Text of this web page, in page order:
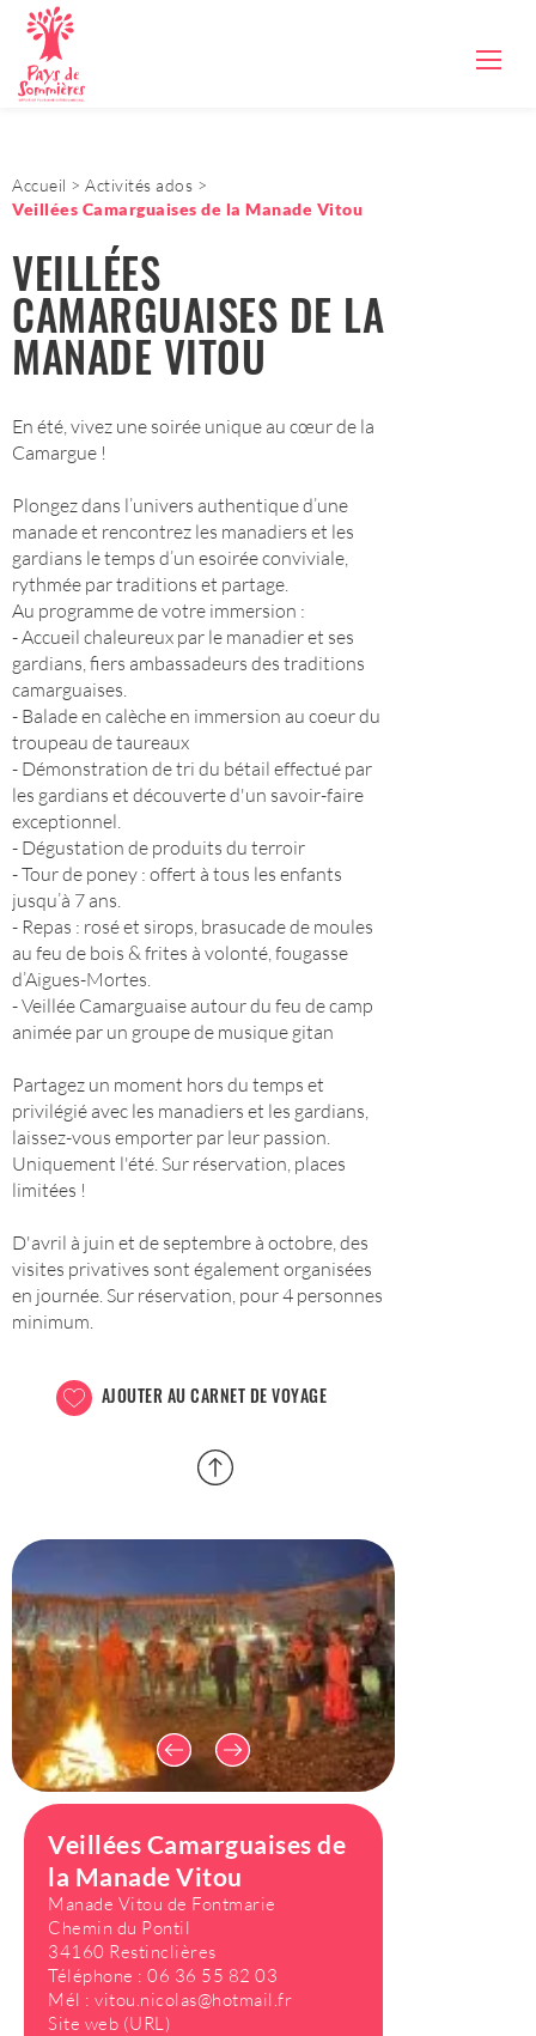
Accueil
Activités ados
Veillées Camarguaises de la Manade Vitou
VEILLÉES
CAMARGUAISES DE LA
MANADE VITOU
En été, vivez une soirée unique au cœur de la
Camargue !
Plongez dans l’univers authentique d’une
manade et rencontrez les manadiers et les
gardians le temps d’un esoirée conviviale,
rythmée par traditions et partage.
Au programme de votre immersion :
- Accueil chaleureux par le manadier et ses
gardians, fiers ambassadeurs des traditions
camarguaises.
- Balade en calèche en immersion au coeur du
troupeau de taureaux
- Démonstration de tri du bétail effectué par
les gardians et découverte d'un savoir-faire
exceptionnel.
- Dégustation de produits du terroir
- Tour de poney : offert à tous les enfants
jusqu’à 7 ans.
- Repas : rosé et sirops, brasucade de moules
au feu de bois & frites à volonté, fougasse
d’Aigues-Mortes.
- Veillée Camarguaise autour du feu de camp
animée par un groupe de musique gitan
Partagez un moment hors du temps et
privilégié avec les manadiers et les gardians,
laissez-vous emporter par leur passion.
Uniquement l'été. Sur réservation, places
limitées !
D'avril à juin et de septembre à octobre, des
visites privatives sont également organisées
en journée. Sur réservation, pour 4 personnes
minimum.
AJOUTER AU CARNET DE VOYAGE
Veillées Camarguaises de
la Manade Vitou
Manade Vitou de Fontmarie
Chemin du Pontil
34160 Restinclières
Téléphone : 06 36 55 82 03
Mél : vitou.nicolas@hotmail.fr
Site web (URL)